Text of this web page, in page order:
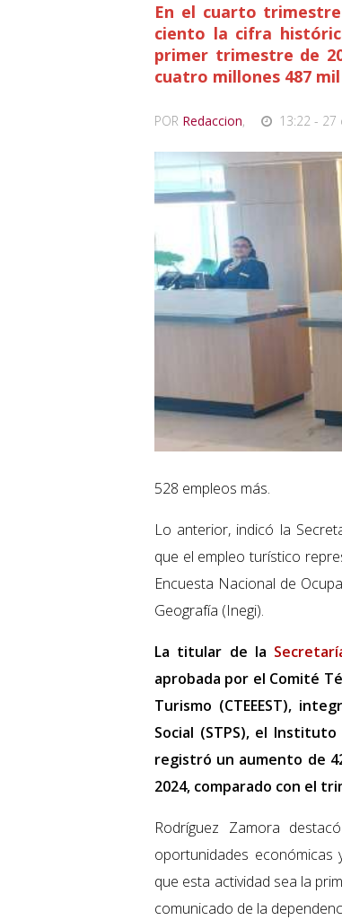
En el cuarto
ciento la cifra
primer trimestre de
cuatro millones 487
POR Redaccion, 13:22 -
528 empleos más.
Lo anterior, indicó la
que el empleo turístico
Encuesta Nacional de
Geografía (Inegi).
La titular de la
aprobada por el Comité
Turismo (CTEEEST),
Social (STPS), el
registró un aumento de
2024, comparado con el
Rodríguez Zamora
oportunidades
que esta actividad sea la
comunicado de la